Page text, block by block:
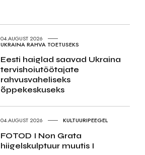
04.AUGUST 2026
UKRAINA RAHVA TOETUSEKS
Eesti haiglad saavad Ukraina
tervishoiutöötajate
rahvusvaheliseks
õppekeskuseks
04.AUGUST 2026 KULTUURIPEEGEL
FOTOD I Non Grata
hiigelskulptuur muutis I